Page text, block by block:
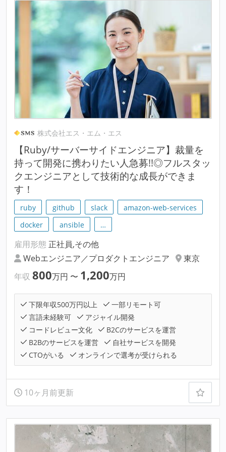
株式会社エス・エム・エス
【Ruby/サーバーサイドエンジニア】裁量を
持って開発に携わりたい人急募!!◎フルスタッ
クエンジニアとして技術的な成長ができま
す！
ruby github slack
amazon-web-services
docker
ansible …
雇用形態 正社員,その他
Webエンジニア／プロダクトエンジニア
東京
年収 800万円 〜 1,200万円
下限年収500万円以上
一部リモート可
言語未経験可
アジャイル開発
コードレビュー文化
B2Cのサービスを運営
B2Bのサービスを運営
自社サービスを開発
CTOがいる
オンラインで選考が受けられる
10ヶ月前更新